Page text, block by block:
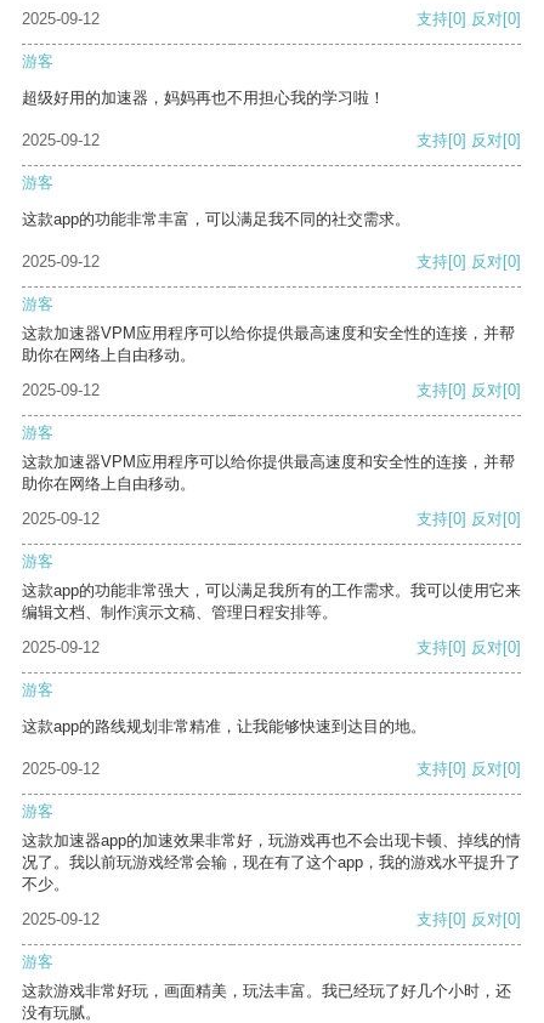
2025-09-12 支持[0] 反对[0]
游客
超级好用的加速器，妈妈再也不用担心我的学习啦！
2025-09-12 支持[0] 反对[0]
游客
这款app的功能非常丰富，可以满足我不同的社交需求。
2025-09-12 支持[0] 反对[0]
游客
这款加速器VPM应用程序可以给你提供最高速度和安全性的连接，并帮
助你在网络上自由移动。
2025-09-12
支持[0] 反对[0]
游客
这款加速器VPM应用程序可以给你提供最高速度和安全性的连接，并帮
助你在网络上自由移动。
2025-09-12
支持[0] 反对[0]
游客
这款app的功能非常强大，可以满足我所有的工作需求。我可以使用它来
编辑文档、制作演示文稿、管理日程安排等。
2025-09-12
支持[0] 反对[0]
游客
这款app的路线规划非常精准，让我能够快速到达目的地。
2025-09-12 支持[0] 反对[0]
游客
这款加速器app的加速效果非常好，玩游戏再也不会出现卡顿、掉线的情
况了。我以前玩游戏经常会输，现在有了这个app，我的游戏水平提升了
不少。
2025-09-12
支持[0] 反对[0]
游客
这款游戏非常好玩，画面精美，玩法丰富。我已经玩了好几个小时，还
没有玩腻。